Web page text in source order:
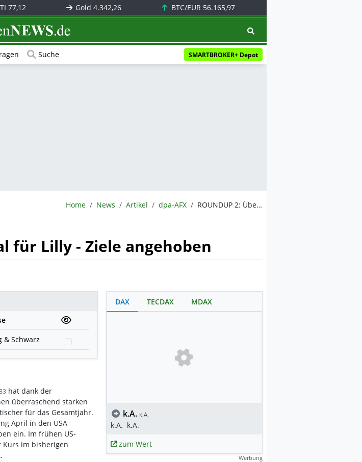
77,12 Gold4.342,26 BTC/EUR 56.165,97
Suche SMARTBROKER+ Depot
BörsenNEWS.de
Home News Artikel dpa-AFX ROUNDUP 2: Überraschend starkes Quartal für Lilly - Ziele angehoben
für Lilly - Ziele angehoben
& Schwarz
hat dank der
überraschend starken
für das Gesamtjahr.
April in den USA
ein. Im frühen US-
Kurs im bisherigen
DAX TECDAX MDAX
k.A. k.A.
k.A. k.A.
zum Wert
Werbung